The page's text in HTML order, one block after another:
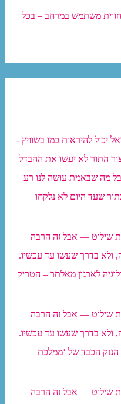
משתמש במרחב – בכל
יכול להיראות כמו בשוויץ -
התור לא יעשו את ההבדל
מה שבאמת עושה לנו רע
שעד היום לא נלקחו
שילוט — אבל זה הרבה
ולא בדרך שעשו עד עכשיו.
לארגון מאלתר – הטריק
שילוט — אבל זה הרבה
ולא בדרך שעשו עד עכשיו.
הכבד של ‘ממלכת
שילוט — אבל זה הרבה